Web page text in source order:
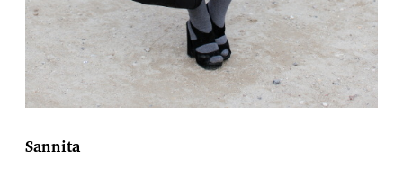
Sannita